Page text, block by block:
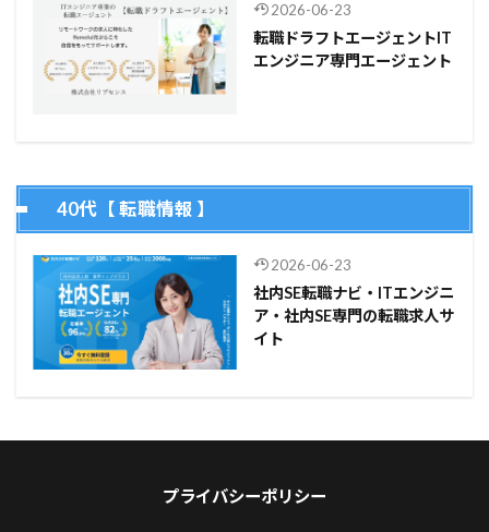
2026-06-23
転職ドラフトエージェントIT
エンジニア専門エージェント
40代【 転職情報 】
2026-06-23
社内SE転職ナビ・ITエンジニ
ア・社内SE専門の転職求人サ
イト
プライバシーポリシー